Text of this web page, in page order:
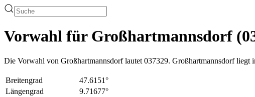
Vorwahl für Großhartmannsdorf
Die Vorwahl von Großhartmannsdorf lautet 037329. Großhartmannsdorf liegt
Breitengrad
47.6151°
Längengrad
9.71677°